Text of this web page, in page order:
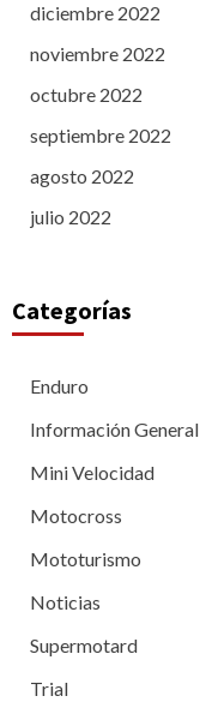
diciembre 2022
noviembre 2022
octubre 2022
septiembre 2022
agosto 2022
julio 2022
Categorías
Enduro
Información General
Mini Velocidad
Motocross
Mototurismo
Noticias
Supermotard
Trial